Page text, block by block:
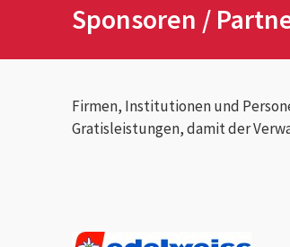
Sponsoren /
Firmen, Institutionen und
Gratisleistungen, damit der